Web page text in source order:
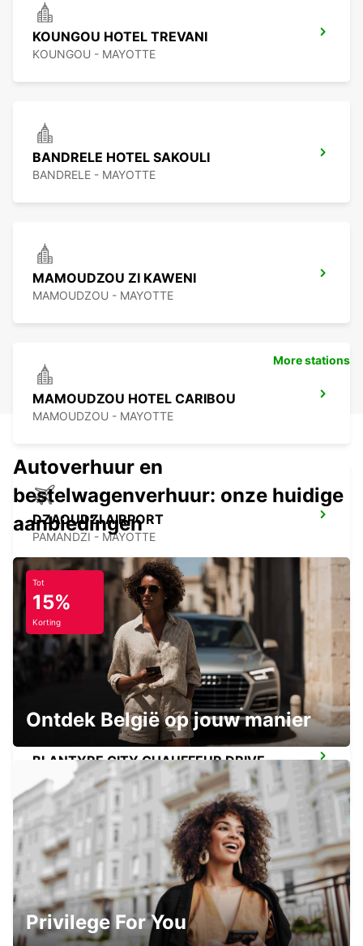
KOUNGOU HOTEL TREVANI
KOUNGOU - MAYOTTE
BANDRELE HOTEL SAKOULI
BANDRELE - MAYOTTE
MAMOUDZOU ZI KAWENI
MAMOUDZOU - MAYOTTE
MAMOUDZOU HOTEL CARIBOU
MAMOUDZOU - MAYOTTE
DZAOUDZI AIRPORT
PAMANDZI - MAYOTTE
BLANTYRE INT AIRPORT SELF DRIVE
BLANTYRE - MALAWI
BLANTYRE CITY CHAUFFEUR DRIVE
BLANTYRE - MALAWI
DAR ES SALAAM AIRPORT
DAR ES SALAAM - TANZANIA
More stations
Autoverhuur en
bestelwagenverhuur: onze huidige
aanbiedingen
Tot
15%
Korting
Ontdek België op jouw manier
Privilege For You